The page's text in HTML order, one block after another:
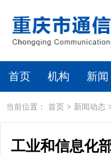
首页 机构 新闻
当前位置： 首页 > 新闻动态
工业和信息化